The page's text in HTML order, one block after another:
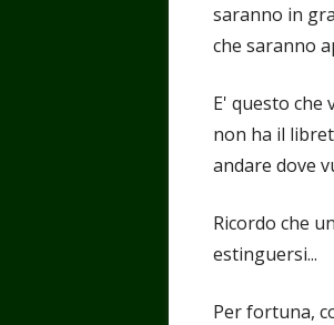
saranno in
che saranno
E' questo
non ha il
andare dove
Ricordo che
estinguersi...
Per fortuna,